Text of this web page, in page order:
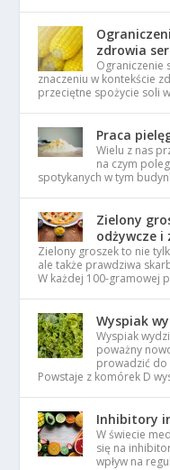
zdrowia
Ograniczenie
znaczeniu w kontekście
przeciętne spożycie soli
Praca
Wielu z nas
na czym
spotykanych w tym
Zielony
odżywcze i
Zielony groszek to nie
ale także prawdziwa
W każdej 100-gramowej
Wyspiak
Wyspiak
poważny
prowadzić do
Powstaje z komórek D
Inhibitory
W świecie
się na
wpływ na